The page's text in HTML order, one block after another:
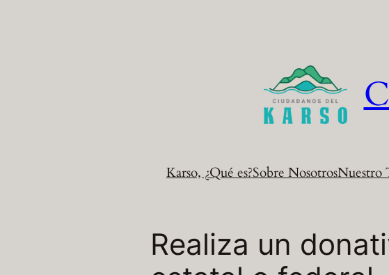
Karso, ¿Qué es?Sobre NosotrosNuestro
Realiza un